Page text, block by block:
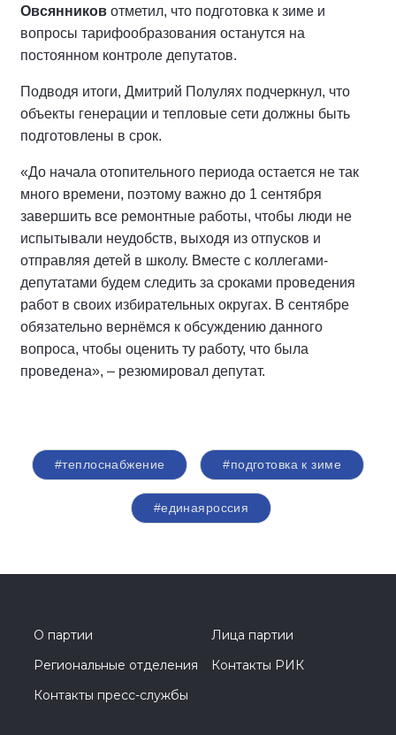
Овсянников отметил, что подготовка к зиме и
вопросы тарифообразования останутся на
постоянном контроле депутатов.
Подводя итоги, Дмитрий Полулях подчеркнул, что
объекты генерации и тепловые сети должны быть
подготовлены в срок.
«До начала отопительного периода остается не так
много времени, поэтому важно до 1 сентября
завершить все ремонтные работы, чтобы люди не
испытывали неудобств, выходя из отпусков и
отправляя детей в школу. Вместе с коллегами-
депутатами будем следить за сроками проведения
работ в своих избирательных округах. В сентябре
обязательно вернёмся к обсуждению данного
вопроса, чтобы оценить ту работу, что была
проведена», – резюмировал депутат.
#теплоснабжение #подготовка к зиме
#единаяроссия
О партии
Лица партии
Региональные отделения
Контакты РИК
Контакты пресс-службы